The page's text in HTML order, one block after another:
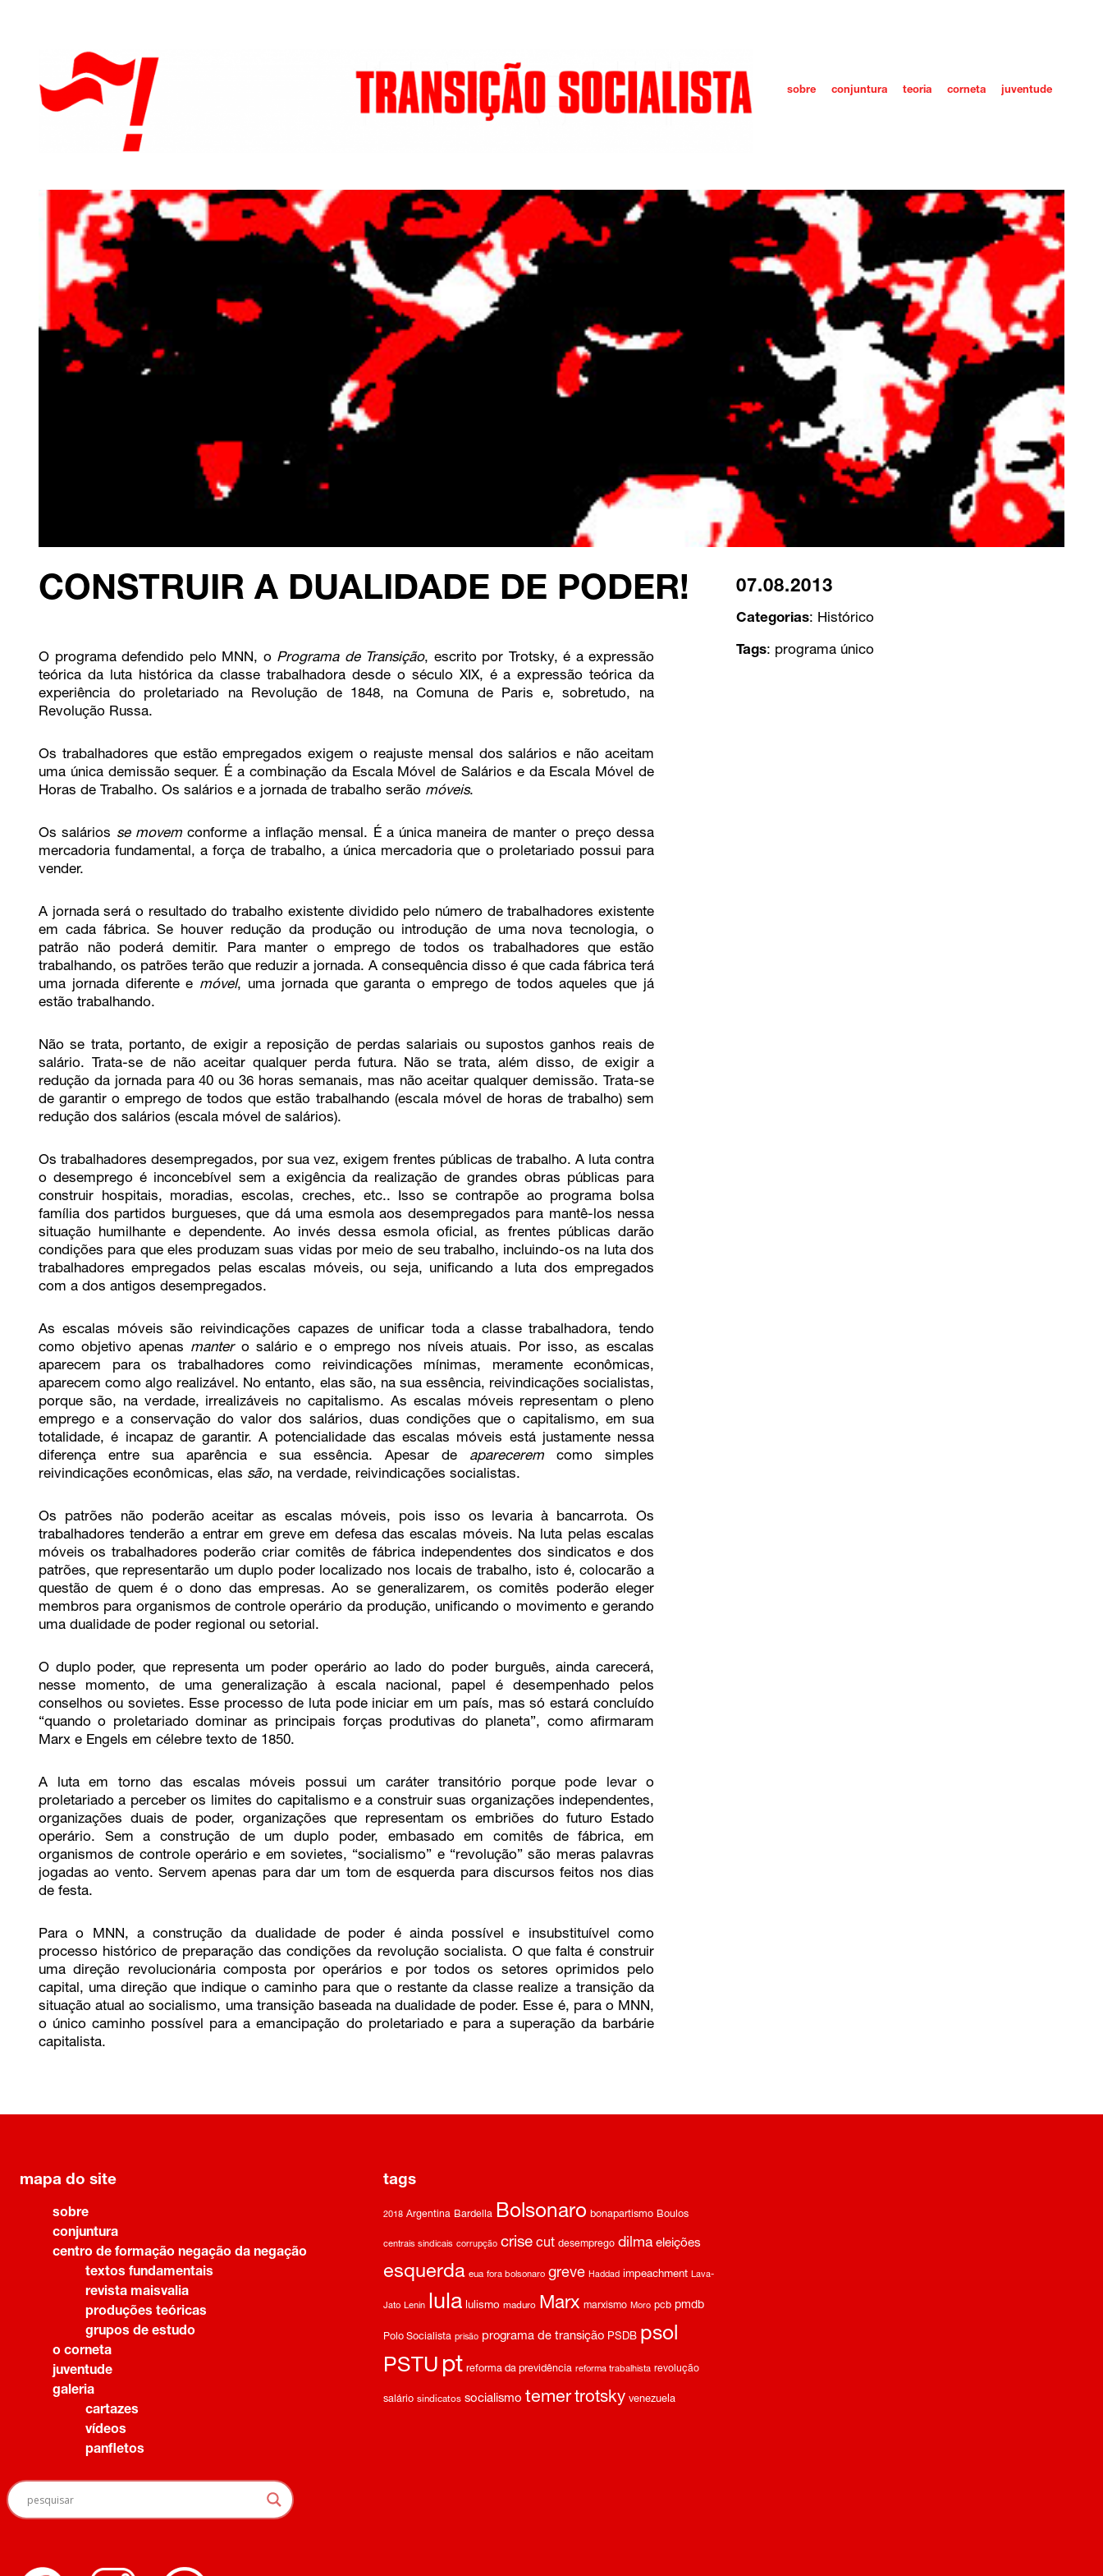
sobre conjuntura teoria corneta juventude
CONSTRUIR A DUALIDADE DE PODER! 07.08.2013
Categorias: Histórico
Tags: programa único
O programa defendido pelo MNN, o Programa de Transição, escrito por Trotsky, é a expressão
teórica da luta histórica da classe trabalhadora desde o século XIX, é a expressão teórica da
experiência do proletariado na Revolução de 1848, na Comuna de Paris e, sobretudo, na
Revolução Russa.
Os trabalhadores que estão empregados exigem o reajuste mensal dos salários e não aceitam
uma única demissão sequer. É a combinação da Escala Móvel de Salários e da Escala Móvel de
Horas de Trabalho. Os salários e a jornada de trabalho serão móveis.
Os salários se movemconforme a inflação mensal. É a única maneira de manter o preço dessa
mercadoria fundamental, a força de trabalho, a única mercadoria que o proletariado possui para
vender.
A jornada será o resultado do trabalho existente dividido pelo número de trabalhadores existente
em cada fábrica. Se houver redução da produção ou introdução de uma nova tecnologia, o
patrão não poderá demitir. Para manter o emprego de todos os trabalhadores que estão
trabalhando, os patrões terão que reduzir a jornada. A consequência disso é que cada fábrica terá
uma jornada diferente e móvel, uma jornada que garanta o emprego de todos aqueles que já
estão trabalhando.
Não se trata, portanto, de exigir a reposição de perdas salariais ou supostos ganhos reais de
salário. Trata-se de não aceitar qualquer perda futura. Não se trata, além disso, de exigir a
redução da jornada para 40 ou 36 horas semanais, mas não aceitar qualquer demissão. Trata-se
de garantir o emprego de todos que estão trabalhando (escala móvel de horas de trabalho) sem
redução dos salários (escala móvel de salários).
Os trabalhadores desempregados, por sua vez, exigem frentes públicas de trabalho. A luta contra
o desemprego é inconcebível sem a exigência da realização de grandes obras públicas para
construir hospitais, moradias, escolas, creches, etc.. Isso se contrapõe ao programa bolsa
família dos partidos burgueses, que dá uma esmola aos desempregados para mantê-los nessa
situação humilhante e dependente. Ao invés dessa esmola oficial, as frentes públicas darão
condições para que eles produzam suas vidas por meio de seu trabalho, incluindo-os na luta dos
trabalhadores empregados pelas escalas móveis, ou seja, unificando a luta dos empregados
com a dos antigos desempregados.
As escalas móveis são reivindicações capazes de unificar toda a classe trabalhadora, tendo
como objetivo apenas mantero salário e o emprego nos níveis atuais. Por isso, as escalas
aparecem para os trabalhadores como reivindicações mínimas, meramente econômicas,
aparecem como algo realizável. No entanto, elas são, na sua essência, reivindicações socialistas,
porque são, na verdade, irrealizáveis no capitalismo. As escalas móveis representam o pleno
emprego e a conservação do valor dos salários, duas condições que o capitalismo, em sua
totalidade, é incapaz de garantir. A potencialidade das escalas móveis está justamente nessa
diferença entre sua aparência e sua essência. Apesar de aparecerem como simples
reivindicações econômicas, elas são, na verdade, reivindicações socialistas.
Os patrões não poderão aceitar as escalas móveis, pois isso os levaria à bancarrota. Os
trabalhadores tenderão a entrar em greve em defesa das escalas móveis. Na luta pelas escalas
móveis os trabalhadores poderão criar comitês de fábrica independentes dos sindicatos e dos
patrões, que representarão um duplo poder localizado nos locais de trabalho, isto é, colocarão a
questão de quem é o dono das empresas. Ao se generalizarem, os comitês poderão eleger
membros para organismos de controle operário da produção, unificando o movimento e gerando
uma dualidade de poder regional ou setorial.
O duplo poder, que representa um poder operário ao lado do poder burguês, ainda carecerá,
nesse momento, de uma generalização à escala nacional, papel é desempenhado pelos
conselhos ou sovietes. Esse processo de luta pode iniciar em um país, mas só estará concluído
“quando o proletariado dominar as principais forças produtivas do planeta”, como afirmaram
Marx e Engels em célebre texto de 1850.
A luta em torno das escalas móveis possui um caráter transitório porque pode levar o
proletariado a perceber os limites do capitalismo e a construir suas organizações independentes,
organizações duais de poder, organizações que representam os embriões do futuro Estado
operário. Sem a construção de um duplo poder, embasado em comitês de fábrica, em
organismos de controle operário e em sovietes, “socialismo” e “revolução” são meras palavras
jogadas ao vento. Servem apenas para dar um tom de esquerda para discursos feitos nos dias
de festa.
Para o MNN, a construção da dualidade de poder é ainda possível e insubstituível como
processo histórico de preparação das condições da revolução socialista. O que falta é construir
uma direção revolucionária composta por operários e por todos os setores oprimidos pelo
capital, uma direção que indique o caminho para que o restante da classe realize a transição da
situação atual ao socialismo, uma transição baseada na dualidade de poder. Esse é, para o MNN,
o único caminho possível para a emancipação do proletariado e para a superação da barbárie
capitalista.
mapa do site
sobre
conjuntura
centro de formação negação da negação
textos fundamentais
revista maisvalia
produções teóricas
grupos de estudo
o corneta
juventude
galeria
cartazes
vídeos
panfletos
tags
2018 Argentina Bardella Bolsonaro bonapartismo Boulos
centrais sindicais corrupção crise cut desemprego dilma eleições
esquerda eua fora bolsonaro greve Haddad impeachment Lava-
Jato Lenin lula lulismo maduro Marx marxismo Moro pcb pmdb
Polo Socialista prisão programa de transição PSDB psol
PSTU pt reforma da previdência reforma trabalhista revolução
salário sindicatos socialismo temer trotsky venezuela